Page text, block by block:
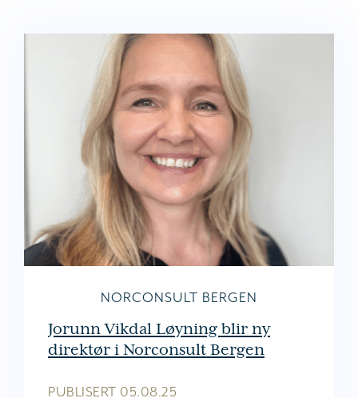
NORCONSULT BERGEN
Jorunn Vikdal Løyning blir ny
direktør i Norconsult Bergen
PUBLISERT 05.08.25